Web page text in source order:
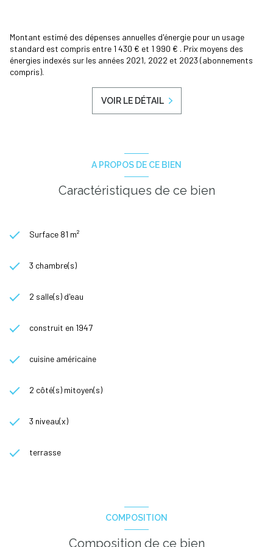
Montant estimé des dépenses annuelles d'énergie pour un usage
standard est compris entre 1 430 € et 1 990 € . Prix moyens des
énergies indexés sur les années 2021, 2022 et 2023 (abonnements
compris).
VOIR LE DÉTAIL
A PROPOS DE CE BIEN
Caractéristiques de ce bien
Surface 81 m²
3 chambre(s)
2 salle(s) d'eau
construit en 1947
cuisine américaine
2 côté(s) mitoyen(s)
3 niveau(x)
terrasse
COMPOSITION
Composition de ce bien